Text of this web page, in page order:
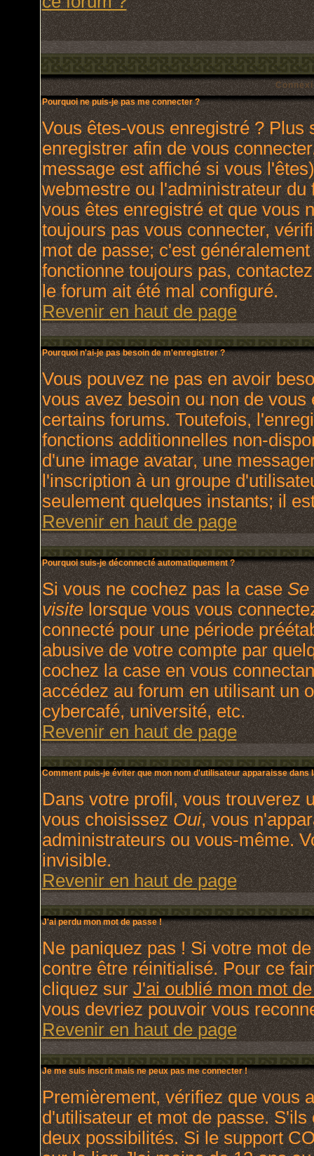
Pourquoi ne puis-je pas me connecter ?
Vous êtes-vous enregistré ? Plus
enregistrer afin de vous
message est affiché si vous
webmestre ou l'administrateur
vous êtes enregistré et que vous
toujours pas vous connecter,
mot de passe; c'est
fonctionne toujours pas,
le forum ait été mal configuré.
Revenir en haut de page
Pourquoi n'ai-je pas besoin de m'enregistrer ?
Vous pouvez ne pas en avoir
vous avez besoin ou non de
certains forums. Toutefois,
fonctions additionnelles non-
d'une image avatar, une
l'inscription à un groupe
seulement quelques instants; il
Revenir en haut de page
Pourquoi suis-je déconnecté automatiquement ?
Si vous ne cochez pas la caseSe
visitelorsque vous vous
connecté pour une période
abusive de votre compte par
cochez la case en vous
accédez au forum en utilisant un
cybercafé, université, etc.
Revenir en haut de page
Comment puis-je éviter que mon nom d'utilisateur apparaisse dans
Dans votre profil, vous trouverez
vous choisissezOui, vous
administrateurs ou vous-même.
invisible.
Revenir en haut de page
J'ai perdu mon mot de passe !
Ne paniquez pas ! Si votre mot
contre être réinitialisé. Pour ce
cliquez surJ'ai oublié mon mot
vous devriez pouvoir vous
Revenir en haut de page
Je me suis inscrit mais ne peux pas me connecter !
Premièrement, vérifiez que vous
d'utilisateur et mot de passe.
deux possibilités. Si le support